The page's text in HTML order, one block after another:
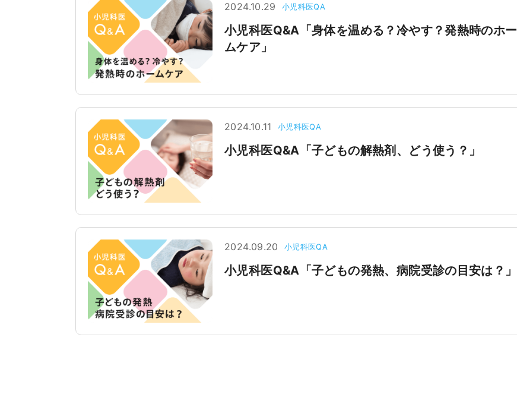
2024.10.29 小児科医QA
小児科医Q&A「身体を温める？冷やす？発熱時のホー
ムケア」
2024.10.11 小児科医QA
小児科医Q&A「子どもの解熱剤、どう使う？」
2024.09.20 小児科医QA
小児科医Q&A「子どもの発熱、病院受診の目安は？」